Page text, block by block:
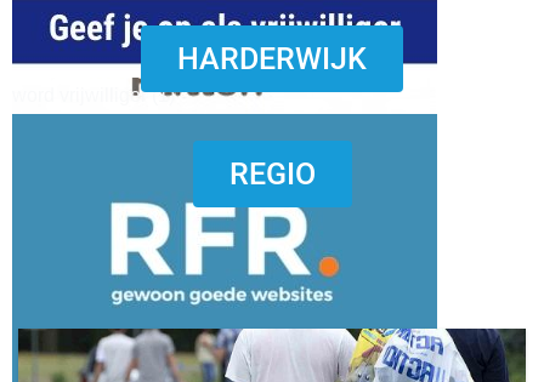
word vrijwilliger (1)
HARDERWIJK
REGIO